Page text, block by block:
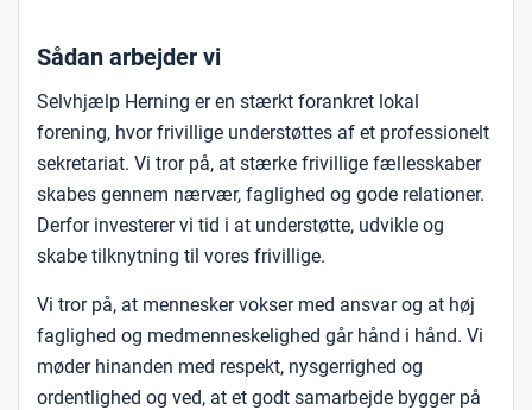
Sådan arbejder vi
Selvhjælp Herning er en stærkt forankret lokal
forening, hvor frivillige understøttes af et professionelt
sekretariat. Vi tror på, at stærke frivillige fællesskaber
skabes gennem nærvær, faglighed og gode relationer.
Derfor investerer vi tid i at understøtte, udvikle og
skabe tilknytning til vores frivillige.
Vi tror på, at mennesker vokser med ansvar og at høj
faglighed og medmenneskelighed går hånd i hånd. Vi
møder hinanden med respekt, nysgerrighed og
ordentlighed og ved, at et godt samarbejde bygger på